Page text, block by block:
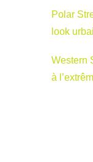
Polar
look
Western
à